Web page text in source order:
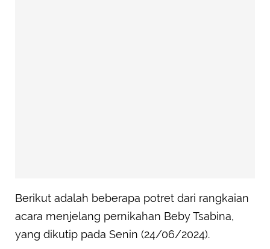
Berikut adalah beberapa potret dari rangkaian
acara menjelang pernikahan Beby Tsabina,
yang dikutip pada Senin (24/06/2024).